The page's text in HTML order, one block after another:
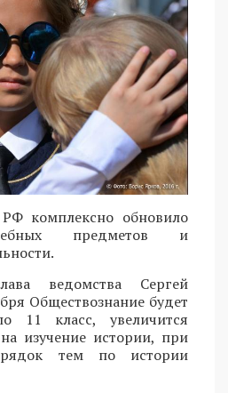
комплексно обновило
предметов и
ведомства Сергей
Обществознание будет
11 класс, увеличится
изучение истории, при
тем по истории